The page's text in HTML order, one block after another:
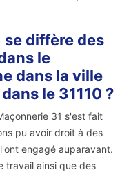
se diffère des
le
dans la ville
le 31110 ?
31 s'est fait
pu avoir droit à des
engagé auparavant.
travail ainsi que des